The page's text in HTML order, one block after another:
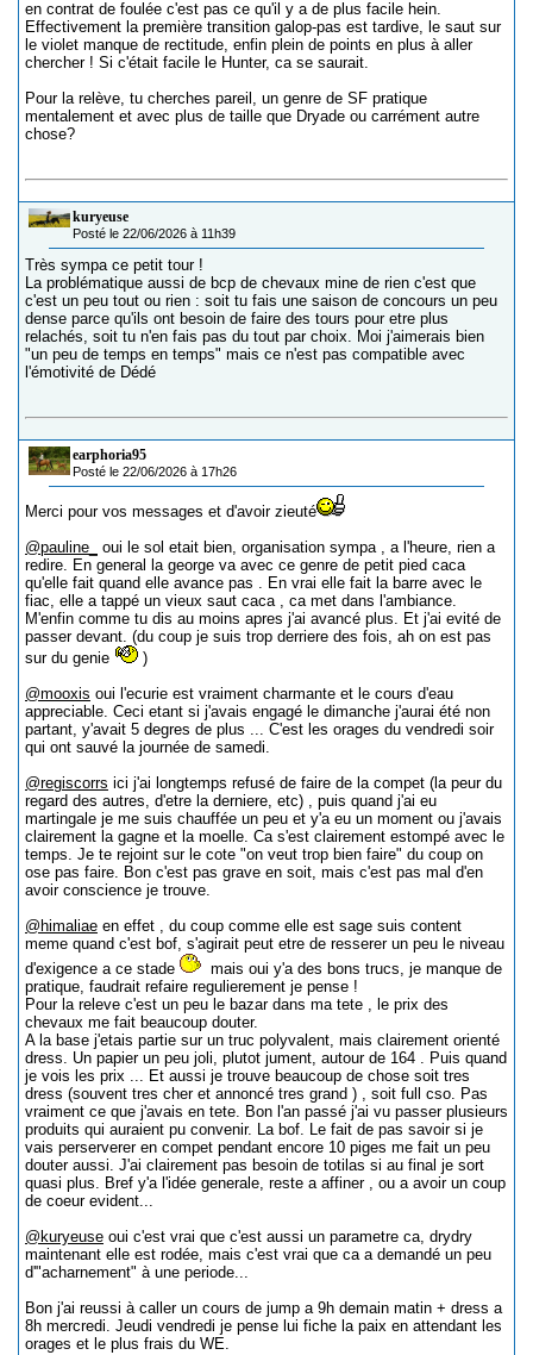
en contrat de foulée c'est pas ce qu'il y a de plus facile hein.
Effectivement la première transition galop-pas est tardive, le saut sur
le violet manque de rectitude, enfin plein de points en plus à aller
chercher ! Si c'était facile le Hunter, ca se saurait.
Pour la relève, tu cherches pareil, un genre de SF pratique
mentalement et avec plus de taille que Dryade ou carrément autre
chose?
kuryeuse
Posté le 22/06/2026 à 11h39
Très sympa ce petit tour !
La problématique aussi de bcp de chevaux mine de rien c'est que
c'est un peu tout ou rien : soit tu fais une saison de concours un peu
dense parce qu'ils ont besoin de faire des tours pour etre plus
relachés, soit tu n'en fais pas du tout par choix. Moi j'aimerais bien
"un peu de temps en temps" mais ce n'est pas compatible avec
l'émotivité de Dédé
earphoria95
Posté le 22/06/2026 à 17h26
Merci pour vos messages et d'avoir zieuté
@pauline_
oui le sol etait bien, organisation sympa , a l'heure, rien a
redire. En general la george va avec ce genre de petit pied caca
qu'elle fait quand elle avance pas . En vrai elle fait la barre avec le
fiac, elle a tappé un vieux saut caca , ca met dans l'ambiance.
M'enfin comme tu dis au moins apres j'ai avancé plus. Et j'ai evité de
passer devant. (du coup je suis trop derriere des fois, ah on est pas
sur du genie
)
@mooxis oui l'ecurie est vraiment charmante et le cours d'eau
appreciable. Ceci etant si j'avais engagé le dimanche j'aurai été non
partant, y'avait 5 degres de plus ... C'est les orages du vendredi soir
qui ont sauvé la journée de samedi.
@regiscorrs ici j'ai longtemps refusé de faire de la compet (la peur du
regard des autres, d'etre la derniere, etc) , puis quand j'ai eu
martingale je me suis chauffée un peu et y'a eu un moment ou j'avais
clairement la gagne et la moelle. Ca s'est clairement estompé avec le
temps. Je te rejoint sur le cote "on veut trop bien faire" du coup on
ose pas faire. Bon c'est pas grave en soit, mais c'est pas mal d'en
avoir conscience je trouve.
@himaliae en effet , du coup comme elle est sage suis content
meme quand c'est bof, s'agirait peut etre de resserer un peu le niveau
d'exigence a ce stade
mais oui y'a des bons trucs, je manque de
pratique, faudrait refaire regulierement je pense !
Pour la releve c'est un peu le bazar dans ma tete , le prix des
chevaux me fait beaucoup douter.
A la base j'etais partie sur un truc polyvalent, mais clairement orienté
dress. Un papier un peu joli, plutot jument, autour de 164 . Puis quand
je vois les prix ... Et aussi je trouve beaucoup de chose soit tres
dress (souvent tres cher et annoncé tres grand ) , soit full cso. Pas
vraiment ce que j'avais en tete. Bon l'an passé j'ai vu passer plusieurs
produits qui auraient pu convenir. La bof. Le fait de pas savoir si je
vais perserverer en compet pendant encore 10 piges me fait un peu
douter aussi. J'ai clairement pas besoin de totilas si au final je sort
quasi plus. Bref y'a l'idée generale, reste a affiner , ou a avoir un coup
de coeur evident...
@kuryeuse oui c'est vrai que c'est aussi un parametre ca, drydry
maintenant elle est rodée, mais c'est vrai que ca a demandé un peu
d'"acharnement" à une periode...
Bon j'ai reussi à caller un cours de jump a 9h demain matin + dress a
8h mercredi. Jeudi vendredi je pense lui fiche la paix en attendant les
orages et le plus frais du WE.